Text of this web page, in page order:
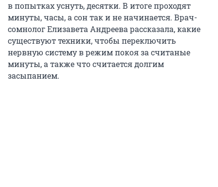
в попытках уснуть, десятки. В итоге проходят
минуты, часы, а сон так и не начинается. Врач-
сомнолог Елизавета Андреева рассказала, какие
существуют техники, чтобы переключить
нервную систему в режим покоя за считаные
минуты, а также что считается долгим
засыпанием.